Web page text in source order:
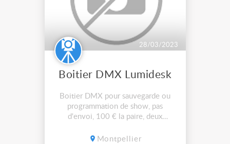
28/03/2023
Boitier DMX Lumidesk
Boitier DMX pour sauvegarde ou
programmation de show, pas
d'envoi, 100 € la paire, deux
Montpellier